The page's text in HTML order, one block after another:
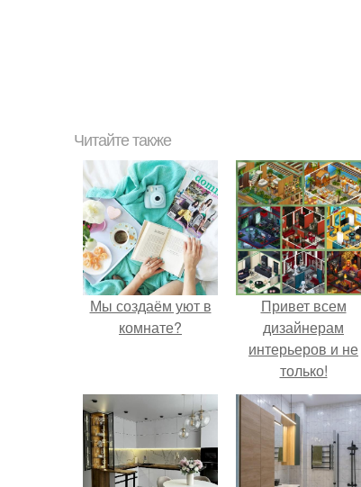
Читайте также
Мы создаём уют в
комнате?
Привет всем
дизайнерам
интерьеров и не
только!